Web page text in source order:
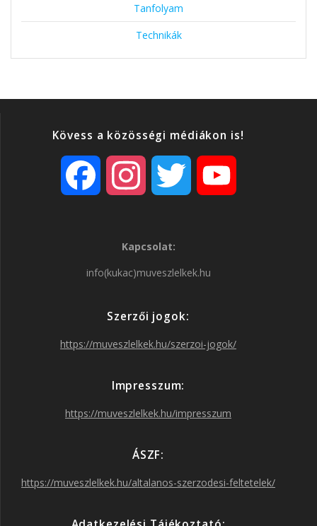
Tanfolyam
Technikák
Kövess a közösségi médiákon is!
o
s
r
a
m
r
Kapcsolat:
info(kukac)muveszlelkek.hu
Szerzői jogok:
https://muveszlelkek.hu/szerzoi-jogok/
Impresszum:
https://muveszlelkek.hu/impresszum
ÁSZF:
https://muveszlelkek.hu/altalanos-szerzodesi-feltetelek/